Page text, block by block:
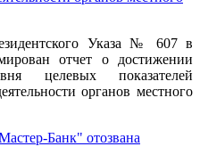
Указа № 607 в
отчет о достижении
целевых показателей
органов местного
Банк" отозвана